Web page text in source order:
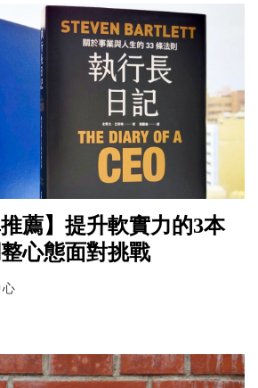
推薦】提升軟實力的3本
心態面對挑戰